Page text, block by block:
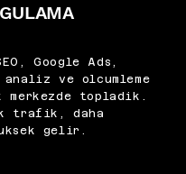
Google Ads,
ve olcumleme
topladik.
trafik, daha
gelir.